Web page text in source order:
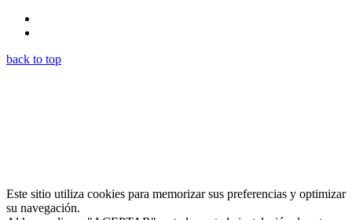
back to top
Este sitio utiliza cookies para memorizar sus preferencias y optimizar
su navegación.